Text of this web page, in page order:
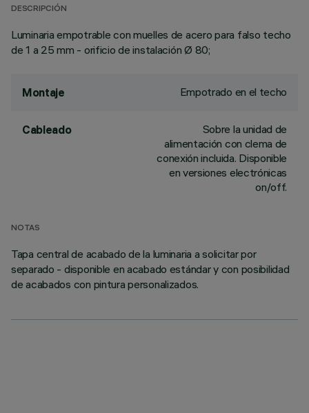
DESCRIPCIÓN
Luminaria empotrable con muelles de acero para falso techo
de 1 a 25 mm - orificio de instalación Ø 80;
Montaje Empotrado en el techo
Cableado
Sobre la unidad de
alimentación con clema de
conexión incluida. Disponible
en versiones electrónicas
on/off.
NOTAS
Tapa central de acabado de la luminaria a solicitar por
separado - disponible en acabado estándar y con posibilidad
de acabados con pintura personalizados.